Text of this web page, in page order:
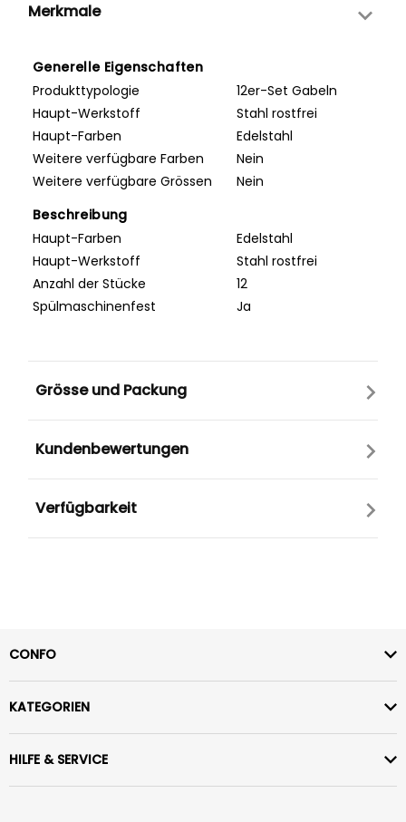
Merkmale
Generelle Eigenschaften
Produkttypologie
12er-Set Gabeln
Haupt-Werkstoff
Stahl rostfrei
Haupt-Farben
Edelstahl
Weitere verfügbare Farben
Nein
Weitere verfügbare Grössen
Nein
Beschreibung
Haupt-Farben
Edelstahl
Haupt-Werkstoff
Stahl rostfrei
Anzahl der Stücke
12
Spülmaschinenfest
Ja
Grösse und Packung
Kundenbewertungen
Verfügbarkeit
CONFO
KATEGORIEN
HILFE & SERVICE